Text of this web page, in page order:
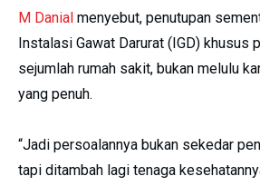
M Danial menyebut, penutupan
Instalasi Gawat Darurat (IGD) khusus
sejumlah rumah sakit, bukan melulu
yang penuh.
“Jadi persoalannya bukan sekedar
tapi ditambah lagi tenaga